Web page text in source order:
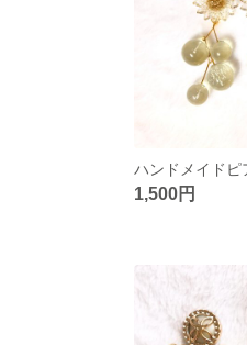
ハンドメイドピ
1,500円